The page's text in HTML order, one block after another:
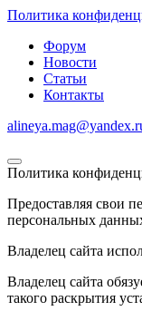
Политика
Форум
Новости
Статьи
Контакты
Политика
Предоставляя свои
персональных
Владелец сайта
Владелец сайта
такого раскрытия